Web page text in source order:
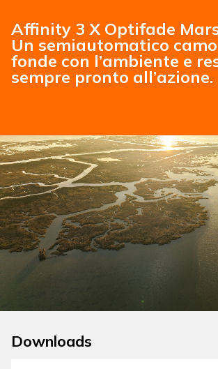
Affinity 3 X Optifade
Un semiautomatico
fonde con l’ambiente e
sempre pronto all’azione.
Downloads